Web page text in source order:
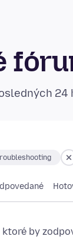
ktoré by